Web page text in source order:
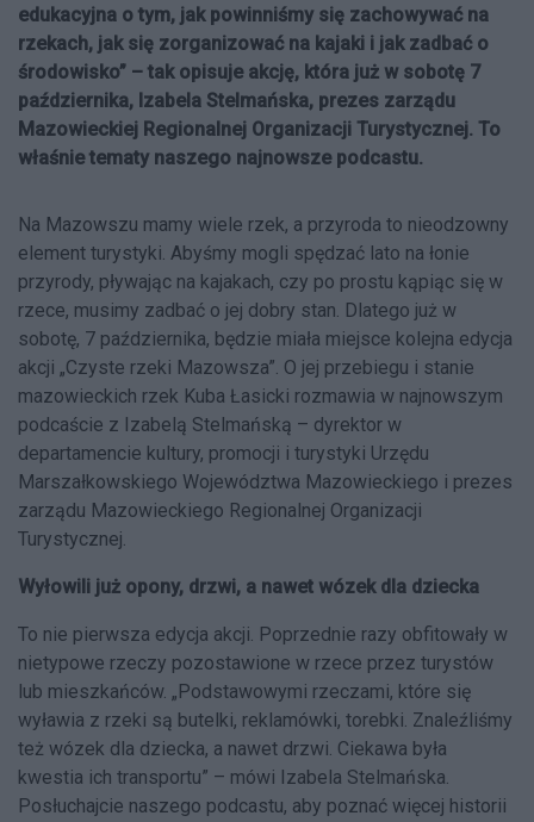
edukacyjna o tym, jak powinniśmy się zachowywać na
rzekach, jak się zorganizować na kajaki i jak zadbać o
środowisko” – tak opisuje akcję, która już w sobotę 7
października, Izabela Stelmańska, prezes zarządu
Mazowieckiej Regionalnej Organizacji Turystycznej. To
właśnie tematy naszego najnowsze podcastu.
Na Mazowszu mamy wiele rzek, a przyroda to nieodzowny
element turystyki. Abyśmy mogli spędzać lato na łonie
przyrody, pływając na kajakach, czy po prostu kąpiąc się w
rzece, musimy zadbać o jej dobry stan. Dlatego już w
sobotę, 7 października, będzie miała miejsce kolejna edycja
akcji „Czyste rzeki Mazowsza”. O jej przebiegu i stanie
mazowieckich rzek Kuba Łasicki rozmawia w najnowszym
podcaście z Izabelą Stelmańską – dyrektor w
departamencie kultury, promocji i turystyki Urzędu
Marszałkowskiego Województwa Mazowieckiego i prezes
zarządu Mazowieckiego Regionalnej Organizacji
Turystycznej.
Wyłowili już opony, drzwi, a nawet wózek dla dziecka
To nie pierwsza edycja akcji. Poprzednie razy obfitowały w
nietypowe rzeczy pozostawione w rzece przez turystów
lub mieszkańców. „Podstawowymi rzeczami, które się
wyławia z rzeki są butelki, reklamówki, torebki. Znaleźliśmy
też wózek dla dziecka, a nawet drzwi. Ciekawa była
kwestia ich transportu” – mówi Izabela Stelmańska.
Posłuchajcie naszego podcastu, aby poznać więcej historii